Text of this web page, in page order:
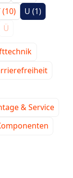
(10)
U (1)
Ü
& Service